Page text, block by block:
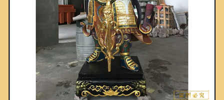
荣誉资质
泥塑鉴赏
联系我们